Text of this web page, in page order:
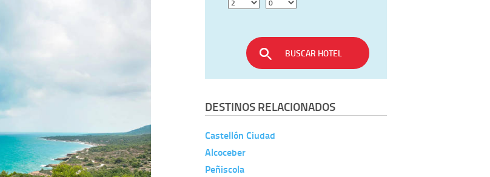
BUSCAR HOTEL
DESTINOS RELACIONADOS
Castellón Ciudad
Alcoceber
Peñiscola